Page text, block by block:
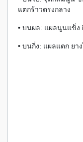
แตกร้าวตรงกลาง
• บนผล: แผลนูนแข็ง
• บนกิ่ง: แผลแตก ยา